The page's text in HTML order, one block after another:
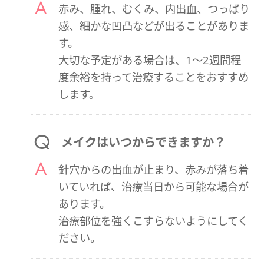
赤み、腫れ、むくみ、内出血、つっぱり
感、細かな凹凸などが出ることがありま
す。
大切な予定がある場合は、1～2週間程
度余裕を持って治療することをおすすめ
します。
メイクはいつからできますか？
針穴からの出血が止まり、赤みが落ち着
いていれば、治療当日から可能な場合が
あります。
治療部位を強くこすらないようにしてく
ださい。